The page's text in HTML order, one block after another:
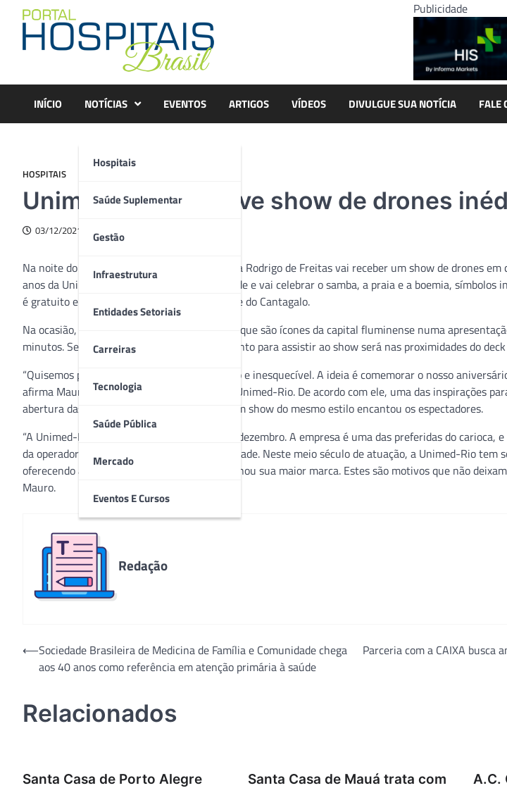
content
Publicidade
INÍCIO NOTÍCIAS
Hospitais
Saúde Suplementar
Gestão
Infraestrutura
Entidades Setoriais
Carreiras
Tecnologia
Saúde Pública
Mercado
Eventos E Cursos
EVENTOS ARTIGOS VÍDEOS DIVULGUE SUA NOTÍCIA FALE
HOSPITAIS
Unimed-Rio promove show de drones
03/12/2021
Na noite do dia 4 de dezembro, o céu da Lagoa Rodrigo de Freitas vai receber um show de drones
anos da Unimed-Rio. A ação é inédita na cidade e vai celebrar o samba, a praia e a boemia, símbolos
é gratuito e acontece às 20h próximo ao Corte do Cantagalo.
Na ocasião, 80 drones vão desenhar imagens que são ícones da capital fluminense numa
minutos. Segundo a organização, o melhor ponto para assistir ao show será nas proximidades do
“Quisemos presentear a cidade com algo novo e inesquecível. A ideia é comemorar o nosso
afirma Mauro Madruga, Superintendente da Unimed-Rio. De acordo com ele, uma das inspirações
abertura das Olimpíadas de Tóquio, em que um show do mesmo estilo encantou os espectadores.
“A Unimed-Rio completa 50 anos no dia 8 de dezembro. A empresa é uma das preferidas do carioca,
da operadora, é um dos mais lembrados da cidade. Neste meio século de atuação, a Unimed-Rio tem
oferecendo a atenção de qualidade que se tornou sua maior marca. Estes são motivos que não
Mauro.
Redação
Navegação
⟵Sociedade Brasileira de Medicina de Família e Comunidade chega
aos 40 anos como referência em atenção primária à saúde
Parceria com a CAIXA busca
Relacionados
Santa Casa de Porto Alegre
Santa Casa de Mauá trata com
A.C.